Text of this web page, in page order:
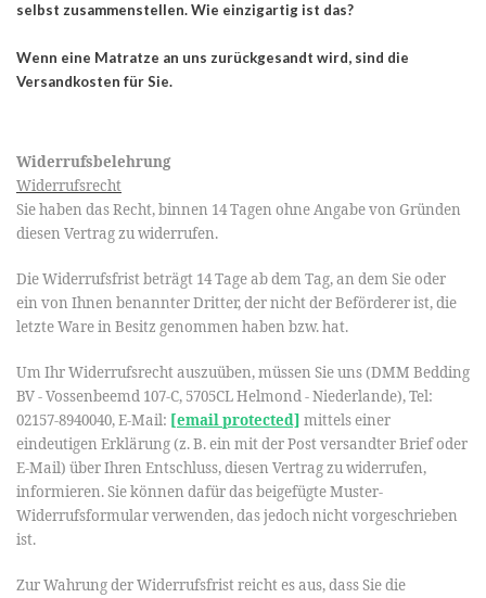
selbst zusammenstellen. Wie einzigartig ist das?
Wenn eine Matratze an uns zurückgesandt wird, sind die
Versandkosten für Sie.
Widerrufsbelehrung
Widerrufsrecht
Sie haben das Recht, binnen 14 Tagen ohne Angabe von Gründen
diesen Vertrag zu widerrufen.
Die Widerrufsfrist beträgt 14 Tage ab dem Tag, an dem Sie oder
ein von Ihnen benannter Dritter, der nicht der Beförderer ist, die
letzte Ware in Besitz genommen haben bzw. hat.
Um Ihr Widerrufsrecht auszuüben, müssen Sie uns (DMM Bedding
BV - Vossenbeemd 107-C, 5705CL Helmond - Niederlande), Tel:
02157-8940040, E-Mail: [email protected] mittels einer
eindeutigen Erklärung (z. B. ein mit der Post versandter Brief oder
E-Mail) über Ihren Entschluss, diesen Vertrag zu widerrufen,
informieren. Sie können dafür das beigefügte Muster-
Widerrufsformular verwenden, das jedoch nicht vorgeschrieben
ist.
Zur Wahrung der Widerrufsfrist reicht es aus, dass Sie die